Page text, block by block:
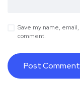
Save my name,
comment.